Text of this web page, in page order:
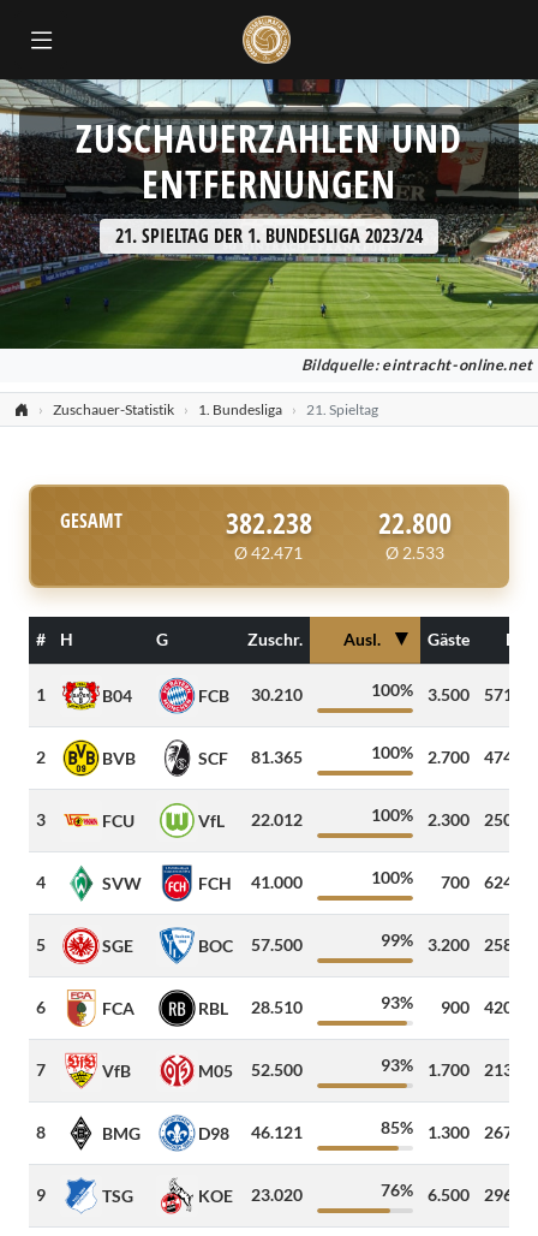
ZUSCHAUERZAHLEN UND
ENTFERNUNGEN
21. SPIELTAG DER 1. BUNDESLIGA 2023/24
Bildquelle: eintracht-online.net
Zuschauer-Statistik 1. Bundesliga 21. Spieltag
GESAMT 382.238
Ø 42.471
22.800
Ø 2.533
# H G Zuschr. Ausl. ▼ Gäste
1 B04 FCB 30.210 100% 3.500 571
2 BVB SCF 81.365 100% 2.700 474
3 FCU VfL 22.012 100% 2.300 250
4 SVW FCH 41.000 100% 700 624
5 SGE BOC 57.500 99% 3.200 258
6 FCA RBL 28.510 93% 900 420
7 VfB M05 52.500 93% 1.700 213
8 BMG D98 46.121 85% 1.300 267
9 TSG KOE 23.020 76% 6.500 296